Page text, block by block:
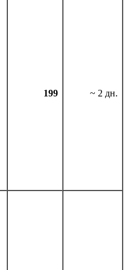
199 ~ 2 дн.